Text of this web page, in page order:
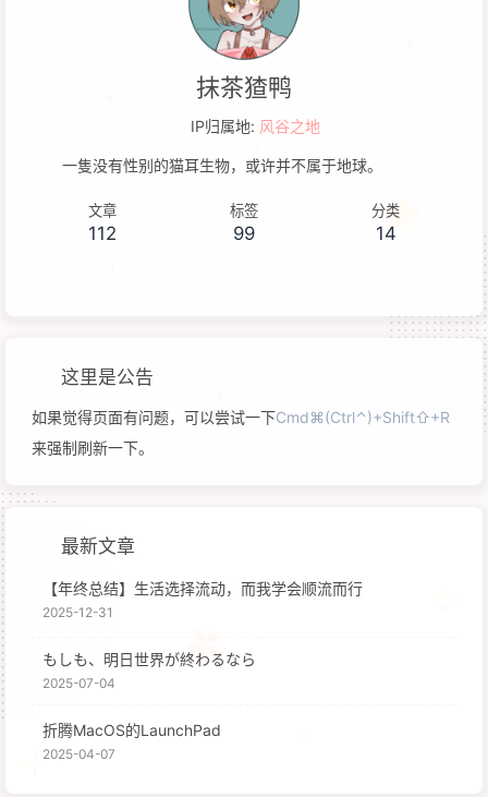
抹茶猹鸭
IP归属地: 风谷之地
一隻没有性别的猫耳生物，或许并不属于地球。
文章
112
标签
99
分类
14
这里是公告
如果觉得页面有问题，可以尝试一下Cmd⌘(Ctrl⌃)+Shift⇧+R
来强制刷新一下。
最新文章
【年终总结】生活选择流动，而我学会顺流而行
2025-12-31
もしも、明日世界が終わるなら
2025-07-04
折腾MacOS的LaunchPad
2025-04-07